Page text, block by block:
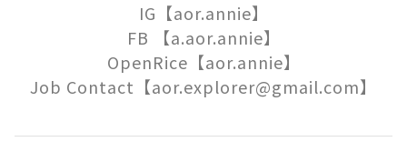
IG【aor.annie】
FB 【a.aor.annie】
OpenRice【aor.annie】
Job Contact【aor.explorer@gmail.com】